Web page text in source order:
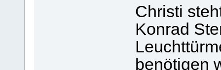
Christi
Konrad
benötigen